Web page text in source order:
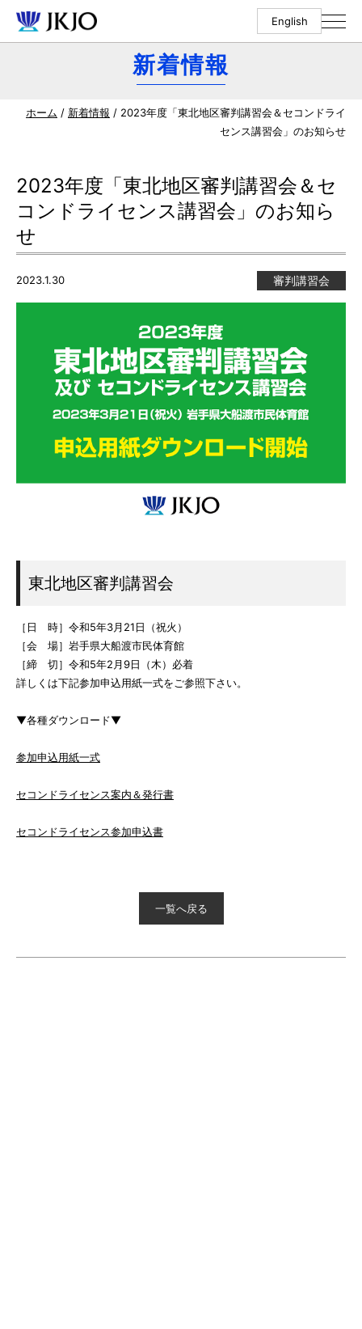
English
新着情報
ホーム / 新着情報 / 2023年度「東北地区審判講習会＆セコンドライ
センス講習会」のお知らせ
2023年度「東北地区審判講習会＆セ
コンドライセンス講習会」のお知ら
せ
2023.1.30 審判講習会
東北地区審判講習会
［日 時］令和5年3月21日（祝火）
［会 場］岩手県大船渡市民体育館
［締 切］令和5年2月9日（木）必着
詳しくは下記参加申込用紙一式をご参照下さい。
▼各種ダウンロード▼
参加申込用紙一式
セコンドライセンス案内＆発行書
セコンドライセンス参加申込書
一覧へ戻る